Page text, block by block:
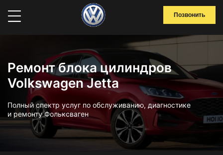
Позвонить
Ремонт блока цилиндров
Volkswagen Jetta
Полный спектр услуг по обслуживанию, диагностике
и ремонту Фольксваген